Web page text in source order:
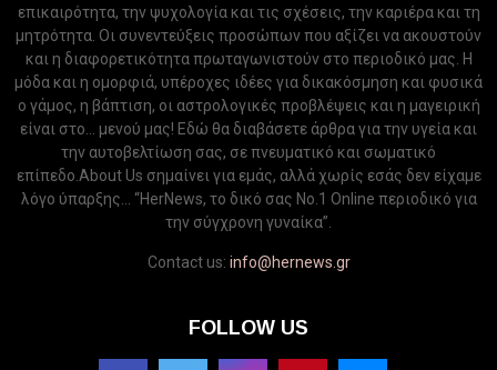
επικαιρότητα, την ψυχολογία και τις σχέσεις, την καριέρα και τη
μητρότητα. Οι συνεντεύξεις προσώπων που αξίζει να ακουστούν
και η διαφορετικότητα πρωταγωνιστούν στο περιοδικό μας. Η
μόδα και η ομορφιά, υπέροχες ιδέες για δικακόσμηση και φυσικά
ο γάμος, η βάπτιση, οι αστρολογικές προβλέψεις και η μαγειρική
είναι στο... μενού μας! Εδώ θα διαβάσετε άρθρα για την υγεία και
την αυτοβελτίωση σας, σε πνευματικό και σωματικό
επίπεδο.About Us σημαίνει για εμάς, αλλά χωρίς εσάς δεν είχαμε
λόγο ύπαρξης... “HerNews, το δικό σας Νo.1 Online περιοδικό για
την σύγχρονη γυναίκα”.
Contact us: info@hernews.gr
FOLLOW US